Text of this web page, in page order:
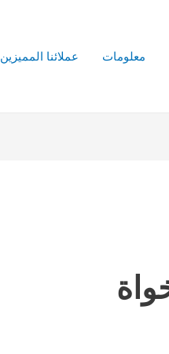
معلومات عملائنا المميزين